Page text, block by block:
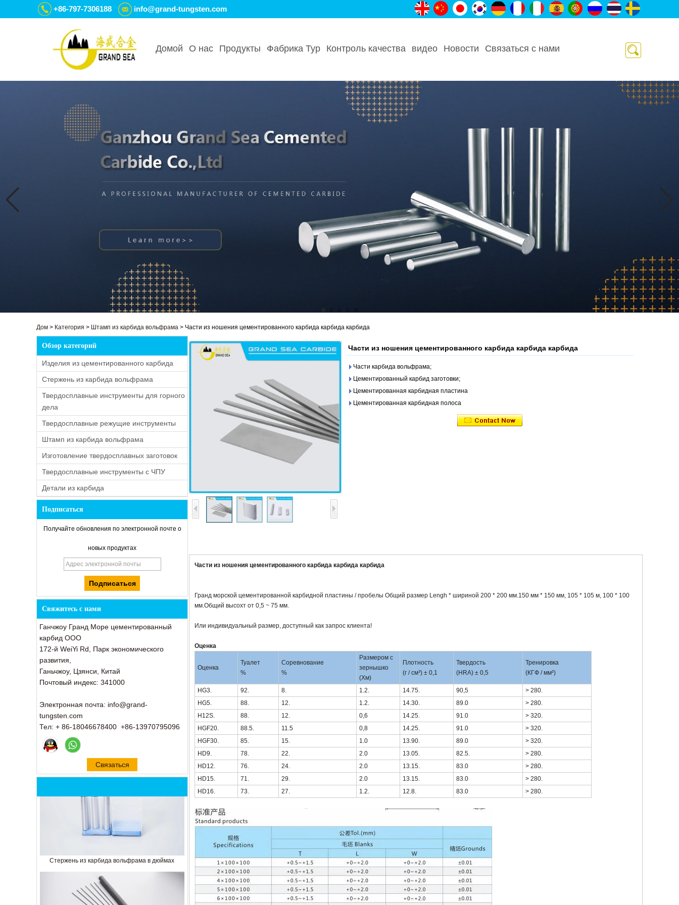
+86-797-7306188 info@grand-tungsten.com
Домой О нас Продукты Фабрика Тур Контроль качества видео Новости Связаться с нами
Дом > Категория > Штамп из карбида вольфрама > Части из ношения цементированного карбида карбида карбида
Обзор категорий
Изделия из цементированного карбида
Стержень из карбида вольфрама
Твердосплавные инструменты для горного
дела
Твердосплавные режущие инструменты
Штамп из карбида вольфрама
Изготовление твердосплавных заготовок
Твердосплавные инструменты с ЧПУ
Детали из карбида
Подписаться
Получайте обновления по электронной почте о
новых продуктах
Свяжитесь с нами
Ганчжоу Гранд Море цементированный
карбид ООО
172-й WeiYi Rd, Парк экономического
развития,
Ганьчжоу, Цзянси, Китай
Почтовый индекс: 341000
Электронная почта: info@grand-
tungsten.com
Тел: + 86-18046678400 +86-13970795096
Связаться
сейчас
Части из ношения цементированного карбида карбида карбида
Части карбида вольфрама;
Цементированный карбид заготовки;
Цементированная карбидная пластина
Цементированная карбидная полоса
Части из ношения цементированного карбида карбида карбида
Гранд морской цементированной карбидной пластины / пробелы Общий размер Lengh * шириной 200 * 200 мм.150 мм * 150 мм, 105 * 105 м, 100 * 100
мм.Общий высохт от 0,5 ~ 75 мм.
Или индивидуальный размер, доступный как запрос клиента!
Оценка
Оценка
Туалет
%
Соревнование
%
Размером с
зернышко
(Хм)
Плотность
(г / см³) ± 0,1
Твердость
(HRA) ± 0,5
Тренировка
(КГФ / мм²)
HG3. 92. 8. 1.2. 14.75. 90,5
> 280.
HG5.
88. 12. 1.2. 14.30. 89.0
> 280.
H12S.
88. 12. 0,6 14.25. 91.0
> 320.
HGF20.
88.5. 11.5 0,8 14.25. 91.0
> 320.
HGF30.
85. 15. 1.0 13.90. 89.0
> 320.
HD9.
78. 22. 2.0 13.05. 82.5.
> 280.
HD12.
76. 24. 2.0 13.15. 83.0
> 280.
HD15.
71. 29. 2.0 13.15. 83.0
> 280.
HD16.
73. 27. 1.2. 12.8. 83.0 > 280.